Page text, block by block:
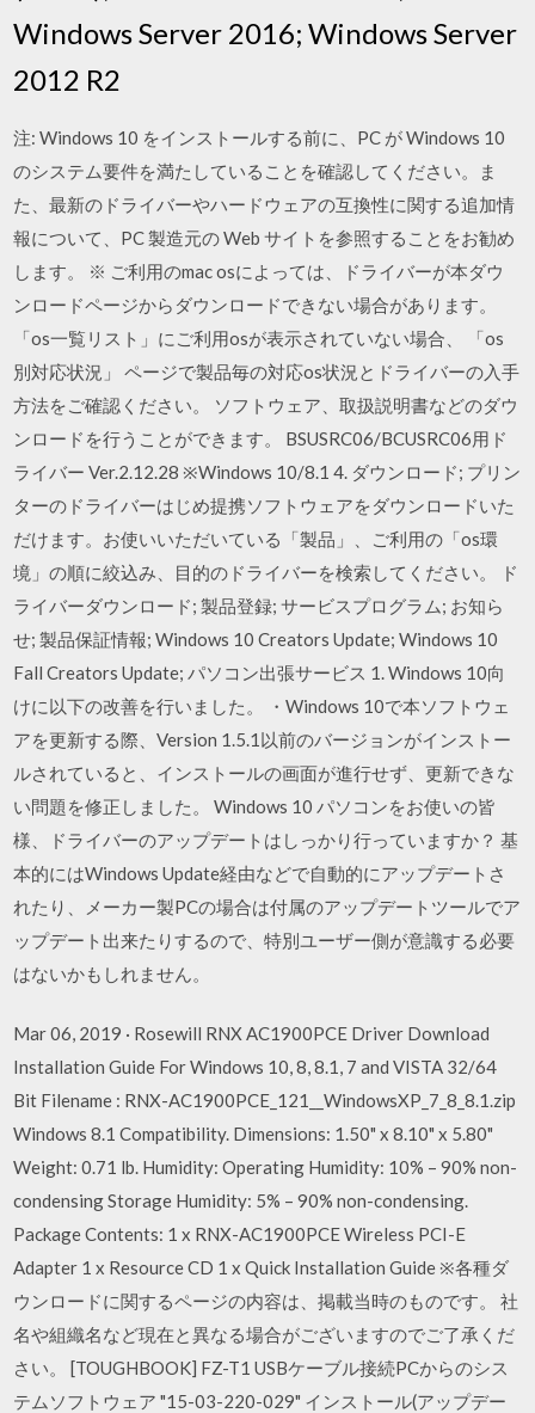
Windows Server 2016; Windows Server
2012 R2
注: Windows 10 をインストールする前に、PC が Windows 10
のシステム要件を満たしていることを確認してください。ま
た、最新のドライバーやハードウェアの互換性に関する追加情
報について、PC 製造元の Web サイトを参照することをお勧め
します。 ※ ご利用のmac osによっては、ドライバーが本ダウ
ンロードページからダウンロードできない場合があります。
「os一覧リスト」にご利用osが表示されていない場合、 「os
別対応状況」 ページで製品毎の対応os状況とドライバーの入手
方法をご確認ください。 ソフトウェア、取扱説明書などのダウ
ンロードを行うことができます。 BSUSRC06/BCUSRC06用ド
ライバー Ver.2.12.28 ※Windows 10/8.1 4. ダウンロード; プリン
ターのドライバーはじめ提携ソフトウェアをダウンロードいた
だけます。お使いいただいている「製品」、ご利用の「os環
境」の順に絞込み、目的のドライバーを検索してください。 ド
ライバーダウンロード; 製品登録; サービスプログラム; お知ら
せ; 製品保証情報; Windows 10 Creators Update; Windows 10
Fall Creators Update; パソコン出張サービス 1. Windows 10向
けに以下の改善を行いました。 ・Windows 10で本ソフトウェ
アを更新する際、Version 1.5.1以前のバージョンがインストー
ルされていると、インストールの画面が進行せず、更新できな
い問題を修正しました。 Windows 10 パソコンをお使いの皆
様、ドライバーのアップデートはしっかり行っていますか？ 基
本的にはWindows Update経由などで自動的にアップデートさ
れたり、メーカー製PCの場合は付属のアップデートツールでア
ップデート出来たりするので、特別ユーザー側が意識する必要
はないかもしれません。
Mar 06, 2019 · Rosewill RNX AC1900PCE Driver Download
Installation Guide For Windows 10, 8, 8.1, 7 and VISTA 32/64
Bit Filename : RNX-AC1900PCE_121__WindowsXP_7_8_8.1.zip
Windows 8.1 Compatibility. Dimensions: 1.50" x 8.10" x 5.80"
Weight: 0.71 lb. Humidity: Operating Humidity: 10% – 90% non-
condensing Storage Humidity: 5% – 90% non-condensing.
Package Contents: 1 x RNX-AC1900PCE Wireless PCI-E
Adapter 1 x Resource CD 1 x Quick Installation Guide ※各種ダ
ウンロードに関するページの内容は、掲載当時のものです。 社
名や組織名など現在と異なる場合がございますのでご了承くだ
さい。 [TOUGHBOOK] FZ-T1 USBケーブル接続PCからのシス
テムソフトウェア "15-03-220-029" インストール(アップデー